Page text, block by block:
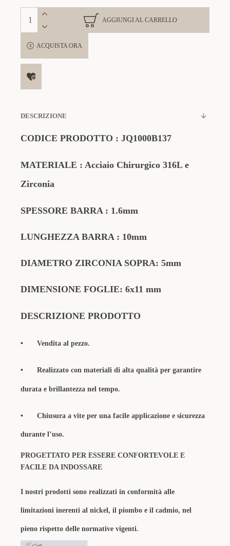
AGGIUNGI AL CARRELLO
ACQUISTA ORA
DESCRIZIONE
CODICE PRODOTTO : JQ1000B137
MATERIALE : Acciaio Chirurgico 316L e
Zirconia
SPESSORE BARRA : 1.6mm
LUNGHEZZA BARRA : 10mm
DIAMETRO ZIRCONIA SOPRA: 5mm
DIMENSIONE FOGLIE: 6x11 mm
DESCRIZIONE PRODOTTO
• Vendita al pezzo.
• Realizzato con materiali di alta qualità per garantire
durata e brillantezza nel tempo.
• Chiusura a vite per una facile applicazione e sicurezza
durante l’uso.
PROGETTATO PER ESSERE CONFORTEVOLE E
FACILE DA INDOSSARE
I nostri prodotti sono realizzati in conformità alle
limitazioni inerenti al nickel, il piombo e il cadmio, nel
pieno rispetto delle normative vigenti.